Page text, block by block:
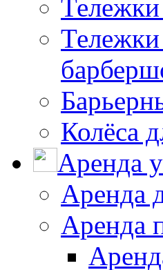
Тележки
Колёса
Аренда
Аренда
Аренда